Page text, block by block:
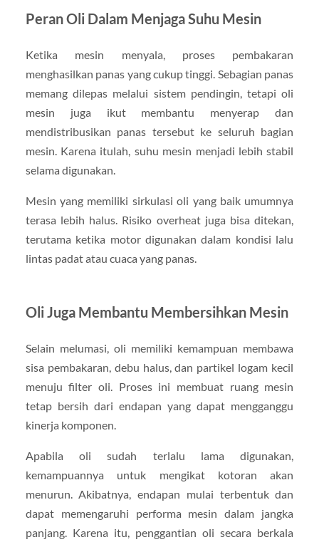
Peran Oli Dalam Menjaga Suhu Mesin
Ketika mesin menyala, proses pembakaran
menghasilkan panas yang cukup tinggi. Sebagian panas
memang dilepas melalui sistem pendingin, tetapi oli
mesin juga ikut membantu menyerap dan
mendistribusikan panas tersebut ke seluruh bagian
mesin. Karena itulah, suhu mesin menjadi lebih stabil
selama digunakan.
Mesin yang memiliki sirkulasi oli yang baik umumnya
terasa lebih halus. Risiko overheat juga bisa ditekan,
terutama ketika motor digunakan dalam kondisi lalu
lintas padat atau cuaca yang panas.
Oli Juga Membantu Membersihkan Mesin
Selain melumasi, oli memiliki kemampuan membawa
sisa pembakaran, debu halus, dan partikel logam kecil
menuju filter oli. Proses ini membuat ruang mesin
tetap bersih dari endapan yang dapat mengganggu
kinerja komponen.
Apabila oli sudah terlalu lama digunakan,
kemampuannya untuk mengikat kotoran akan
menurun. Akibatnya, endapan mulai terbentuk dan
dapat memengaruhi performa mesin dalam jangka
panjang. Karena itu, penggantian oli secara berkala